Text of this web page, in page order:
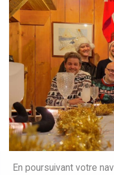
En poursuivant votre